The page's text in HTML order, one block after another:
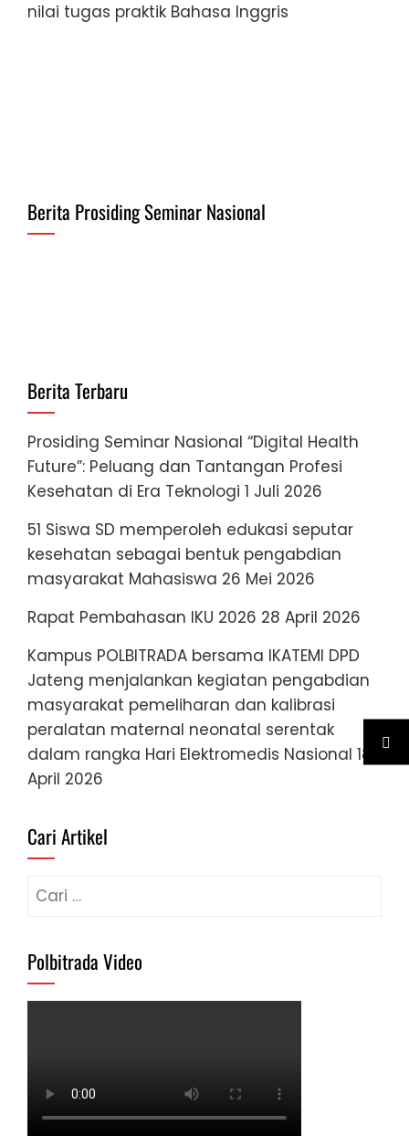
nilai tugas praktik Bahasa Inggris
Berita Prosiding Seminar Nasional
Berita Terbaru
Prosiding Seminar Nasional “Digital Health
Future”: Peluang dan Tantangan Profesi
Kesehatan di Era Teknologi 1 Juli 2026
51 Siswa SD memperoleh edukasi seputar
kesehatan sebagai bentuk pengabdian
masyarakat Mahasiswa 26 Mei 2026
Rapat Pembahasan IKU 2026 28 April 2026
Kampus POLBITRADA bersama IKATEMI DPD
Jateng menjalankan kegiatan pengabdian
masyarakat pemeliharan dan kalibrasi
peralatan maternal neonatal serentak
dalam rangka Hari Elektromedis Nasional 18
April 2026
Cari Artikel
Cari
Polbitrada Video